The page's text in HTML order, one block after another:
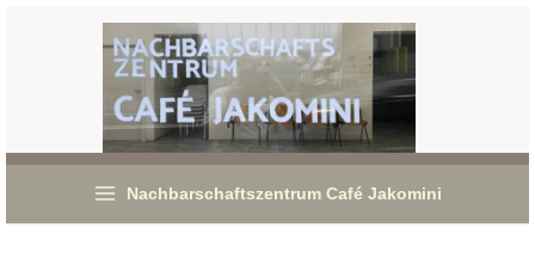
Nachbarschaftszentrum Café Jakomini